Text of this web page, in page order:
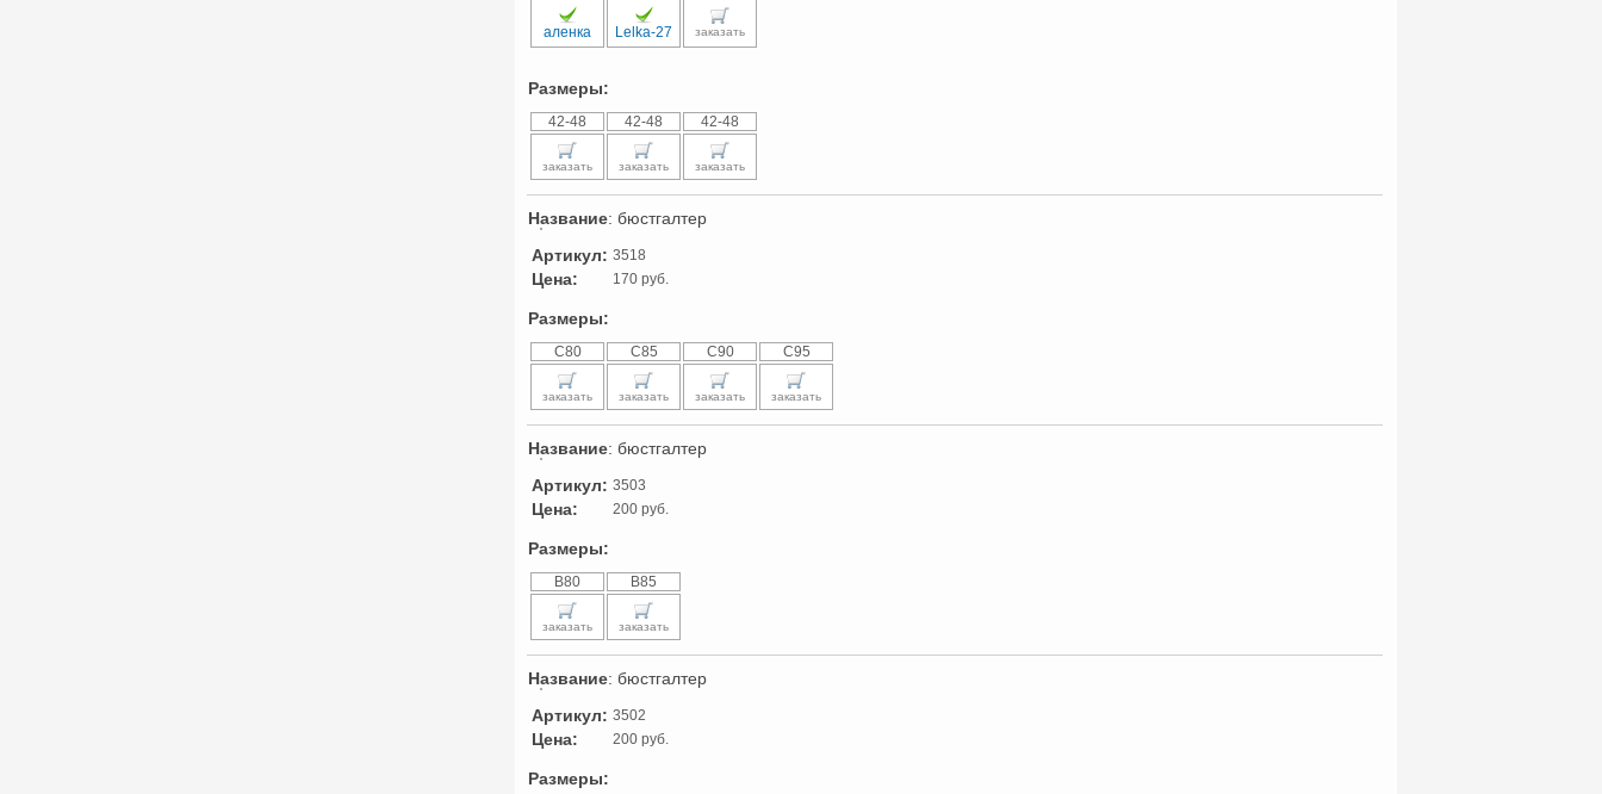
аленка Lelka-27 заказать
Размеры:
42-48 42-48 42-48
заказать заказать заказать
Название: бюстгалтер
Артикул: 3518
Цена: 170 руб.
Размеры:
C80 C85 C90 C95
заказать заказать заказать заказать
Название: бюстгалтер
Артикул: 3503
Цена: 200 руб.
Размеры:
B80 B85
заказать заказать
Название: бюстгалтер
Артикул: 3502
Цена: 200 руб.
Размеры: